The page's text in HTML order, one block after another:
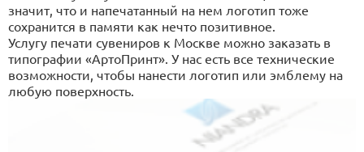
значит, что и напечатанный на нем логотип тоже
сохранится в памяти как нечто позитивное.
Услугу печати сувениров к Москве можно заказать в
типографии «АртоПринт». У нас есть все технические
возможности, чтобы нанести логотип или эмблему на
любую поверхность.